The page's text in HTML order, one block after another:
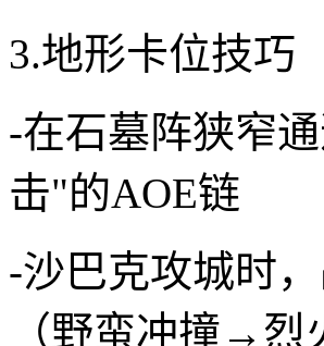
3.地形卡位技巧
-在石墓阵狭窄
击"的AOE链
-沙巴克攻城时
（野蛮冲撞→